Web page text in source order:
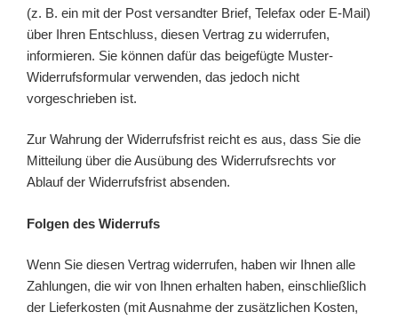
(z. B. ein mit der Post versandter Brief, Telefax oder E-Mail)
über Ihren Entschluss, diesen Vertrag zu widerrufen,
informieren. Sie können dafür das beigefügte Muster-
Widerrufsformular verwenden, das jedoch nicht
vorgeschrieben ist.
Zur Wahrung der Widerrufsfrist reicht es aus, dass Sie die
Mitteilung über die Ausübung des Widerrufsrechts vor
Ablauf der Widerrufsfrist absenden.
Folgen des Widerrufs
Wenn Sie diesen Vertrag widerrufen, haben wir Ihnen alle
Zahlungen, die wir von Ihnen erhalten haben, einschließlich
der Lieferkosten (mit Ausnahme der zusätzlichen Kosten,